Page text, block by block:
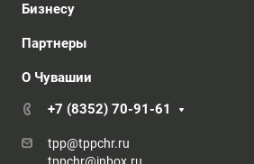
Бизнесу
Партнеры
О Чувашии
+7 (8352) 70-91-61
tpp@tppchr.ru